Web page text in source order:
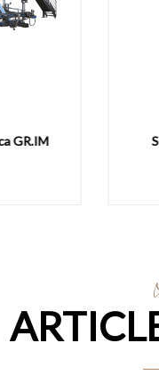
SCOSSINO PER GNOCCHI